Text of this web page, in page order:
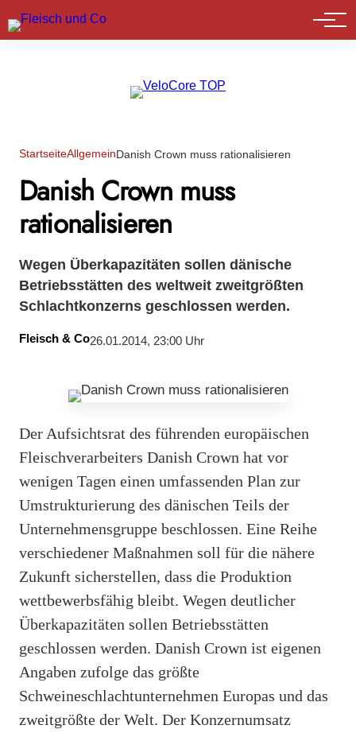
Marktführer
StartseiteAllgemeinDanish Crown muss rationalisieren
Danish Crown muss
rationalisieren
Wegen Überkapazitäten sollen dänische
Betriebsstätten des weltweit zweitgrößten
Schlachtkonzerns geschlossen werden.
Fleisch & Co26.01.2014, 23:00 Uhr
Der Aufsichtsrat des führenden europäischen
Fleischverarbeiters Danish Crown hat vor
wenigen Tagen einen umfassenden Plan zur
Umstrukturierung des dänischen Teils der
Unternehmensgruppe beschlossen. Eine Reihe
verschiedener Maßnahmen soll für die nähere
Zukunft sicherstellen, dass die Produktion
wettbewerbsfähig bleibt. Wegen deutlicher
Überkapazitäten sollen Betriebsstätten
geschlossen werden. Danish Crown ist eigenen
Angaben zufolge das größte
Schweineschlachtunternehmen Europas und das
zweitgrößte der Welt. Der Konzernumsatz